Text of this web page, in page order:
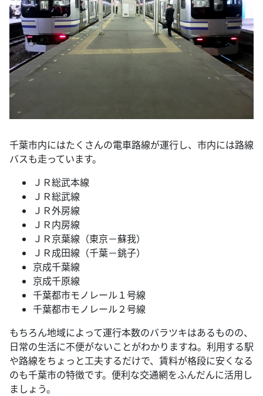
千葉市内にはたくさんの電車路線が運行し、市内には路線
バスも走っています。
ＪＲ総武本線
ＪＲ総武線
ＪＲ外房線
ＪＲ内房線
ＪＲ京葉線（東京－蘇我）
ＪＲ成田線（千葉－銚子）
京成千葉線
京成千原線
千葉都市モノレール１号線
千葉都市モノレール２号線
もちろん地域によって運行本数のバラツキはあるものの、
日常の生活に不便がないことがわかりますね。利用する駅
や路線をちょっと工夫するだけで、賃料が格段に安くなる
のも千葉市の特徴です。便利な交通網をふんだんに活用し
ましょう。